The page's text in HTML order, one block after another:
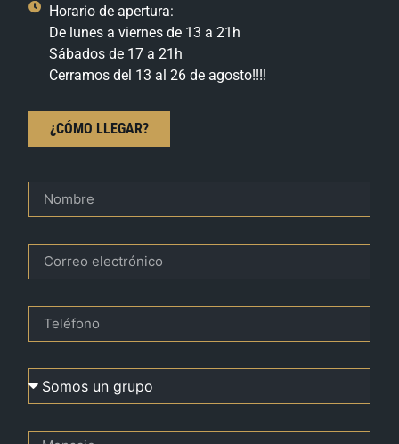
Horario de apertura:
De lunes a viernes de 13 a 21h
Sábados de 17 a 21h
Cerramos del 13 al 26 de agosto!!!!
¿CÓMO LLEGAR?